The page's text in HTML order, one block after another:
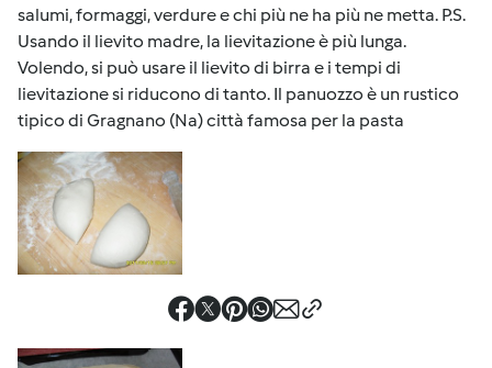
salumi, formaggi, verdure e chi più ne ha più ne metta. P.S.
Usando il lievito madre, la lievitazione è più lunga.
Volendo, si può usare il lievito di birra e i tempi di
lievitazione si riducono di tanto. Il panuozzo è un rustico
tipico di Gragnano (Na) città famosa per la pasta